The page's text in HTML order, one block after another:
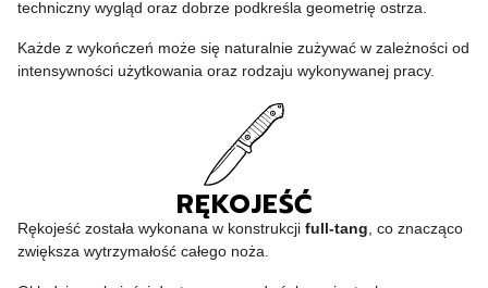
techniczny wygląd oraz dobrze podkreśla geometrię ostrza.
Każde z wykończeń może się naturalnie zużywać w zależności od
intensywności użytkowania oraz rodzaju wykonywanej pracy.
RĘKOJEŚĆ
Rękojeść została wykonana w konstrukcji full-tang , co znacząco
zwiększa wytrzymałość całego noża.